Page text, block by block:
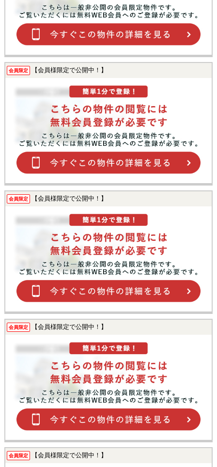
会員限定 【会員様限定で公開中！】
会員限定 【会員様限定で公開中！】
会員限定 【会員様限定で公開中！】
会員限定 【会員様限定で公開中！】